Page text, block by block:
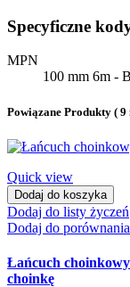
Specyficzne
MPN
100 mm 6m -
Powiązane Produkty ( 9
Quick view
Dodaj do koszyka
Dodaj do listy życzeń
Dodaj do porównania
Łańcuch
choinkę